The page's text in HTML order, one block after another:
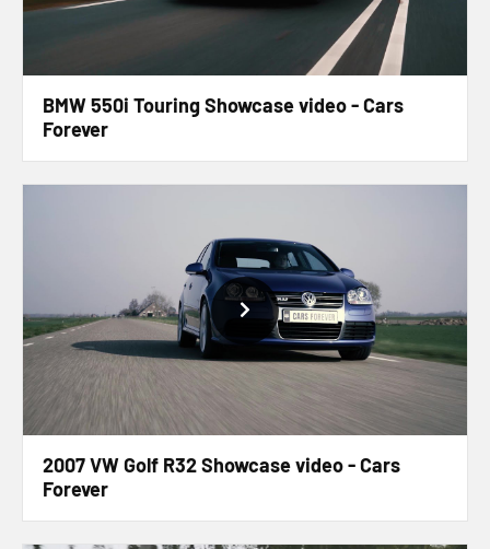
BMW 550i Touring Showcase video - Cars
Forever
2007 VW Golf R32 Showcase video - Cars
Forever